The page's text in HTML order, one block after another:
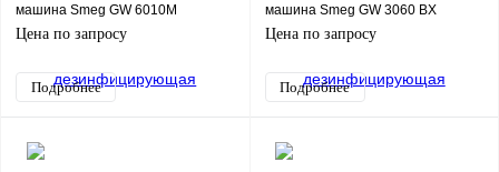
машина Smeg GW 6010М
Цена по запросу
Подробнее
машина Smeg GW 3060 BX
Цена по запросу
Подробнее